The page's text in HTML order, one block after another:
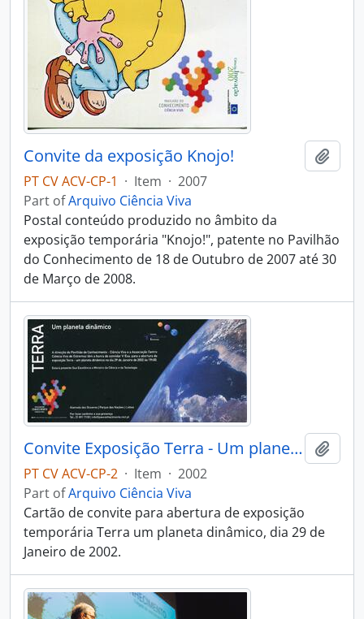
Convite da exposição Knojo!
PT CV ACV-CP-1 · Item · 2007
Part ofArquivo Ciência Viva
Postal conteúdo produzido no âmbito da
exposição temporária "Knojo!", patente no Pavilhão
do Conhecimento de 18 de Outubro de 2007 até 30
de Março de 2008.
Convite Exposição Terra - Um planeta dinâmico
PT CV ACV-CP-2 · Item · 2002
Part ofArquivo Ciência Viva
Cartão de convite para abertura de exposição
temporária Terra um planeta dinâmico, dia 29 de
Janeiro de 2002.